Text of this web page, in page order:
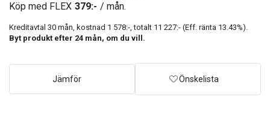
Köp med FLEX 379:- / mån.
Kreditavtal 30 mån, kostnad 1 578:-, totalt 11 227:- (Eff. ränta 13.43%).
Byt produkt efter 24 mån, om du vill.
Jämför Önskelista